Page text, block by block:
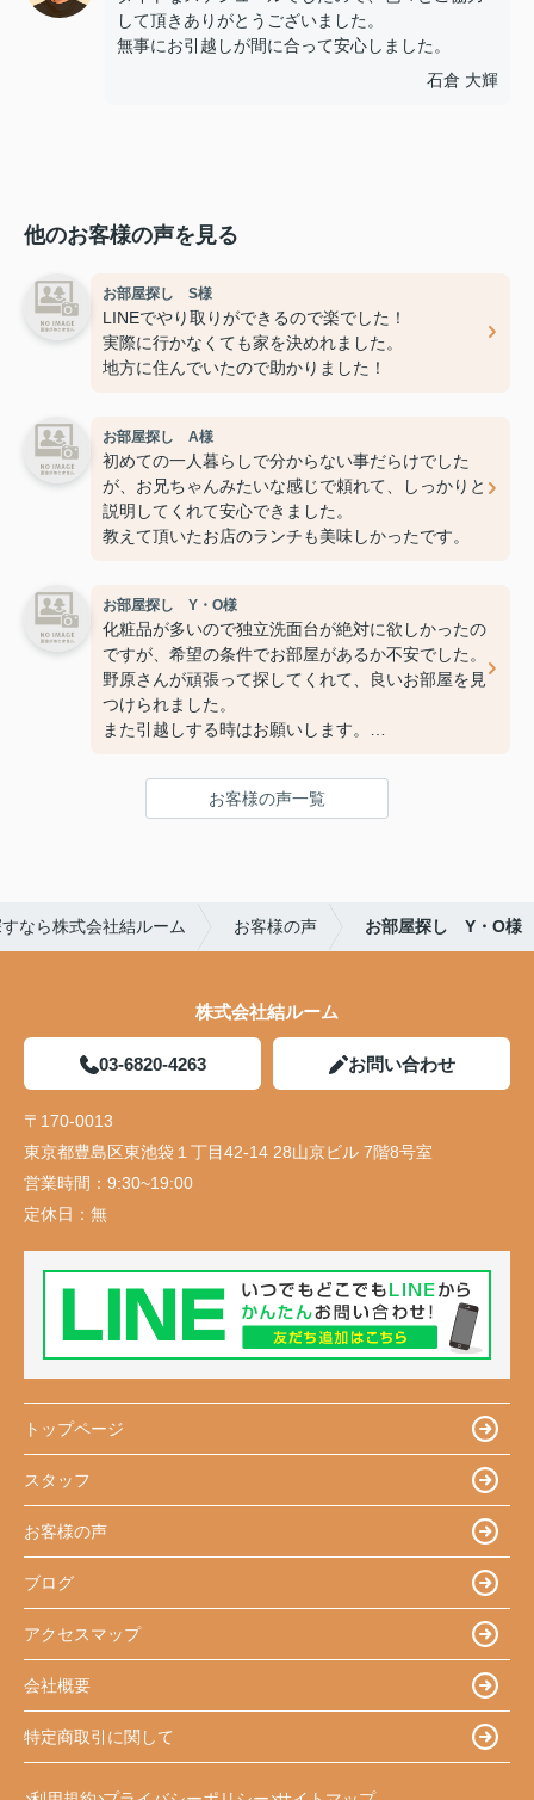
して頂きありがとうございました。
無事にお引越しが間に合って安心しました。
石倉 大輝
他のお客様の声を見る
お部屋探し S様
LINEでやり取りができるので楽でした！
実際に行かなくても家を決めれました。
地方に住んでいたので助かりました！
お部屋探し A様
初めての一人暮らしで分からない事だらけでした
が、お兄ちゃんみたいな感じで頼れて、しっかりと
説明してくれて安心できました。
教えて頂いたお店のランチも美味しかったです。
お部屋探し Y・O様
化粧品が多いので独立洗面台が絶対に欲しかったの
ですが、希望の条件でお部屋があるか不安でした。
野原さんが頑張って探してくれて、良いお部屋を見
つけられました。
また引越しする時はお願いします。
お客様の声一覧
なら株式会社結ルーム お客様の声 お部屋探し Y・O様
株式会社結ルーム
03-6820-4263 お問い合わせ
〒170-0013
東京都豊島区東池袋１丁目42-14 28山京ビル 7階8号室
営業時間： 9:30~19:00
定休日： 無
トップページ
スタッフ
お客様の声
ブログ
アクセスマップ
会社概要
特定商取引に関して